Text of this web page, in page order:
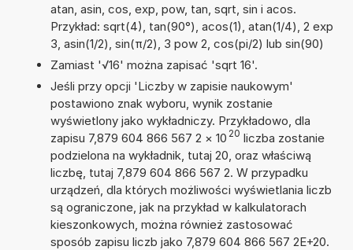
atan, asin, cos, exp, pow, tan, sqrt, sin i acos.
Przykład: sqrt(4), tan(90°), acos(1), atan(1/4), 2 exp
3, asin(1/2), sin(π/2), 3 pow 2, cos(pi/2) lub sin(90)
Zamiast '√16' można zapisać 'sqrt 16'.
Jeśli przy opcji 'Liczby w zapisie naukowym'
postawiono znak wyboru, wynik zostanie
wyświetlony jako wykładniczy. Przykładowo, dla
zapisu 7,879 604 866 567 2 × 10 20 liczba zostanie
podzielona na wykładnik, tutaj 20, oraz właściwą
liczbę, tutaj 7,879 604 866 567 2. W przypadku
urządzeń, dla których możliwości wyświetlania liczb
są ograniczone, jak na przykład w kalkulatorach
kieszonkowych, można również zastosować
sposób zapisu liczb jako 7,879 604 866 567 2E+20.